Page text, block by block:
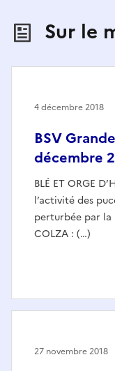
Sur le
BSV
décembre
BLÉ ET ORGE
l’activité des
perturbée par la
COLZA : (…)
4 décembre 2018
27 novembre 2018